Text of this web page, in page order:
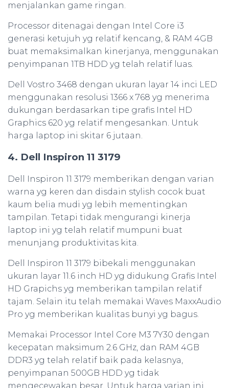
menjalankan game ringan.
Processor ditenagai dengan Intel Core i3
generasi ketujuh yg relatif kencang, & RAM 4GB
buat memaksimalkan kinerjanya, menggunakan
penyimpanan 1TB HDD yg telah relatif luas.
Dell Vostro 3468 dengan ukuran layar 14 inci LED
menggunakan resolusi 1366 x 768 yg menerima
dukungan berdasarkan tipe grafis Intel HD
Graphics 620 yg relatif mengesankan. Untuk
harga laptop ini skitar 6 jutaan.
4. Dell Inspiron 11 3179
Dell Inspiron 11 3179 memberikan dengan varian
warna yg keren dan disdain stylish cocok buat
kaum belia mudi yg lebih mementingkan
tampilan. Tetapi tidak mengurangi kinerja
laptop ini yg telah relatif mumpuni buat
menunjang produktivitas kita.
Dell Inspiron 11 3179 bibekali menggunakan
ukuran layar 11.6 inch HD yg didukung Grafis Intel
HD Grapichs yg memberikan tampilan relatif
tajam. Selain itu telah memakai Waves MaxxAudio
Pro yg memberikan kualitas bunyi yg bagus.
Memakai Processor Intel Core M3 7Y30 dengan
kecepatan maksimum 2.6 GHz, dan RAM 4GB
DDR3 yg telah relatif baik pada kelasnya,
penyimpanan 500GB HDD yg tidak
mengecewakan besar. Untuk harga varian ini